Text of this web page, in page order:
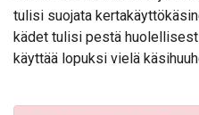
tulisi suojata
kädet tulisi pestä
käyttää lopuksi vielä